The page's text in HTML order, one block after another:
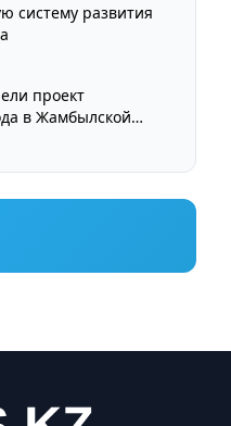
систему развития
проект
в Жамбылской